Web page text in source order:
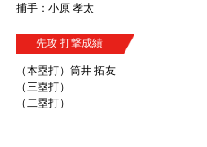
捕手：小原 孝太
先攻 打撃成績
（本塁打）筒井 拓友
（三塁打）
（二塁打）